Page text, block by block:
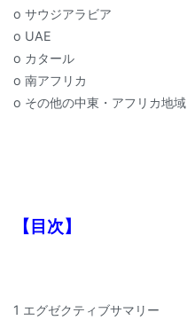
o サウジアラビア
o UAE
o カタール
o 南アフリカ
o その他の中東・アフリカ地域
【目次】
1 エグゼクティブサマリー